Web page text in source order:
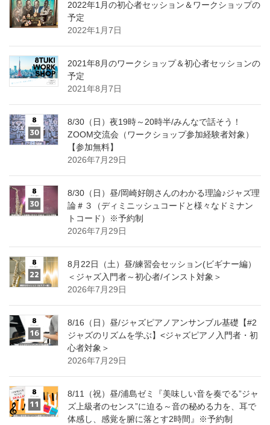
2022年1月の初心者セッション＆ワークショップの
予定
2022年1月7日
2021年8月のワークショップ＆初心者セッションの
予定
2021年8月7日
8/30（日）夜19時～20時半/みんなで話そう！
ZOOM交流会（ワークショップ参加経験者対象）
【参加無料】
2026年7月29日
8/30（日）昼/岡崎好朗さんのわかる理論♪ジャズ理
論＃３（ディミニッシュコードと様々なドミナン
トコード）※予約制
2026年7月29日
8月22日（土）昼/練習会セッション(ビギナー編）
＜ジャズ入門者～初心者/インスト対象＞
2026年7月29日
8/16（日）昼/ジャズピアノアンサンブル基礎【#2
ジャズのリズムを学ぶ】<ジャズピアノ入門者・初
心者対象＞
2026年7月29日
8/11（祝）昼/浦島ゼミ『美味しい音を奏でる”ジャ
ズ上級者のセンス”に迫る～音の秘める力を、耳で
体感し、感覚を腑に落とす2時間』※予約制